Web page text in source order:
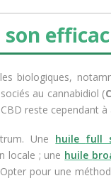
son
biologiques,
au cannabidiol (
reste cependant
. Une huile full
locale ; une huile
pour une